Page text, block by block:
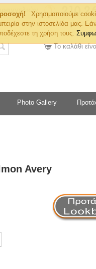
Χρησιμοποιούμε
στην ιστοσελίδα μας.
τη χρήση τους.
Το καλάθι
Photo Gallery
Avery